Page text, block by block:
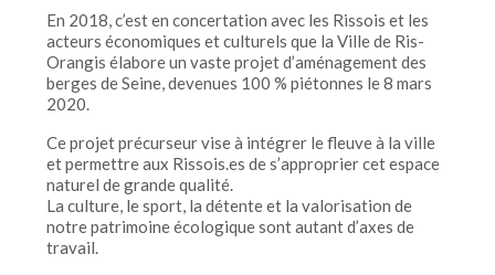
En 2018, c’est en concertation avec les Rissois et les
acteurs économiques et culturels que la Ville de Ris-
Orangis élabore un vaste projet d’aménagement des
berges de Seine, devenues 100 % piétonnes le 8 mars
2020.
Ce projet précurseur vise à intégrer le fleuve à la ville
et permettre aux Rissois.es de s’approprier cet espace
naturel de grande qualité.
La culture, le sport, la détente et la valorisation de
notre patrimoine écologique sont autant d’axes de
travail.